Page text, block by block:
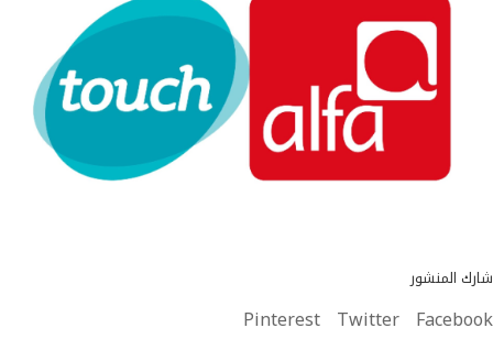
شارك المنشور
Facebook
Twitter
Pinterest